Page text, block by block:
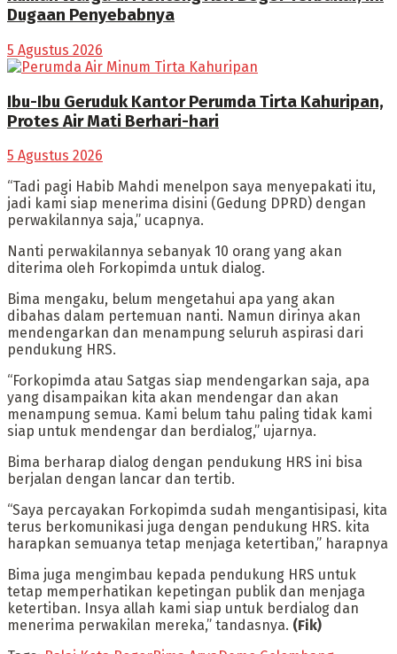
Dugaan Penyebabnya
5 Agustus 2026
Ibu-Ibu Geruduk Kantor Perumda Tirta Kahuripan,
Protes Air Mati Berhari-hari
5 Agustus 2026
“Tadi pagi Habib Mahdi menelpon saya menyepakati itu,
jadi kami siap menerima disini (Gedung DPRD) dengan
perwakilannya saja,” ucapnya.
Nanti perwakilannya sebanyak 10 orang yang akan
diterima oleh Forkopimda untuk dialog.
Bima mengaku, belum mengetahui apa yang akan
dibahas dalam pertemuan nanti. Namun dirinya akan
mendengarkan dan menampung seluruh aspirasi dari
pendukung HRS.
“Forkopimda atau Satgas siap mendengarkan saja, apa
yang disampaikan kita akan mendengar dan akan
menampung semua. Kami belum tahu paling tidak kami
siap untuk mendengar dan berdialog,” ujarnya.
Bima berharap dialog dengan pendukung HRS ini bisa
berjalan dengan lancar dan tertib.
“Saya percayakan Forkopimda sudah mengantisipasi, kita
terus berkomunikasi juga dengan pendukung HRS. kita
harapkan semuanya tetap menjaga ketertiban,” harapnya
Bima juga mengimbau kepada pendukung HRS untuk
tetap memperhatikan kepetingan publik dan menjaga
ketertiban. Insya allah kami siap untuk berdialog dan
menerima perwakilan mereka,” tandasnya. (Fik)